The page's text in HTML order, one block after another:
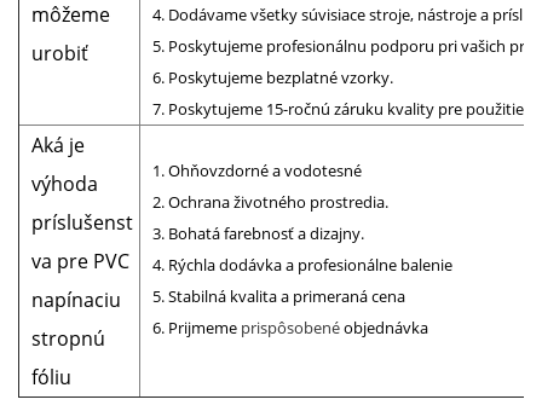
môžeme
urobiť
4. Dodávame všetky súvisiace stroje, nástroje a
5. Poskytujeme profesionálnu podporu pri vašich
6. Poskytujeme bezplatné vzorky.
7. Poskytujeme 15-ročnú záruku kvality pre použitie v
Aká je
výhoda
príslušenst
va pre PVC
napínaciu
stropnú
fóliu
1. Ohňovzdorné a vodotesné
2. Ochrana životného prostredia.
3. Bohatá farebnosť a dizajny.
4. Rýchla dodávka a profesionálne balenie
5. Stabilná kvalita a primeraná cena
6. Prijmeme prispôsobenéobjednávka